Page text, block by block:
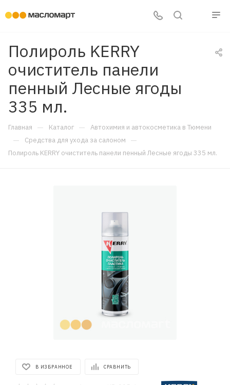
Полироль KERRY
очиститель панели
пенный Лесные ягоды
335 мл.
Главная — Каталог — Автохимия и автокосметика в Тюмени
— Средства для ухода за салоном —
Полироль KERRY очиститель панели пенный Лесные ягоды 335 мл.
В ИЗБРАННОЕ СРАВНИТЬ